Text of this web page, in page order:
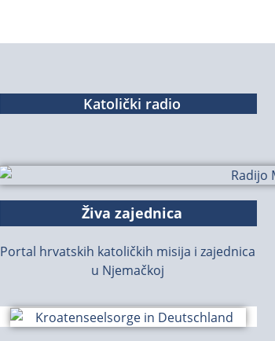
Katolički radio
Živa zajednica
Portal hrvatskih katoličkih misija i zajednica
u Njemačkoj